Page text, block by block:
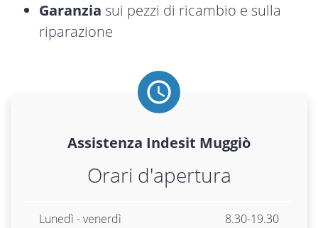
Garanzia sui pezzi di ricambio e sulla
riparazione
Assistenza Indesit Muggiò
Orari d'apertura
Lunedì - venerdì 8.30-19.30